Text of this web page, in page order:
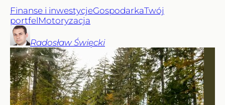
Finanse i inwestycjeGospodarkaTwój
portfelMotoryzacja
Radosław Święcki